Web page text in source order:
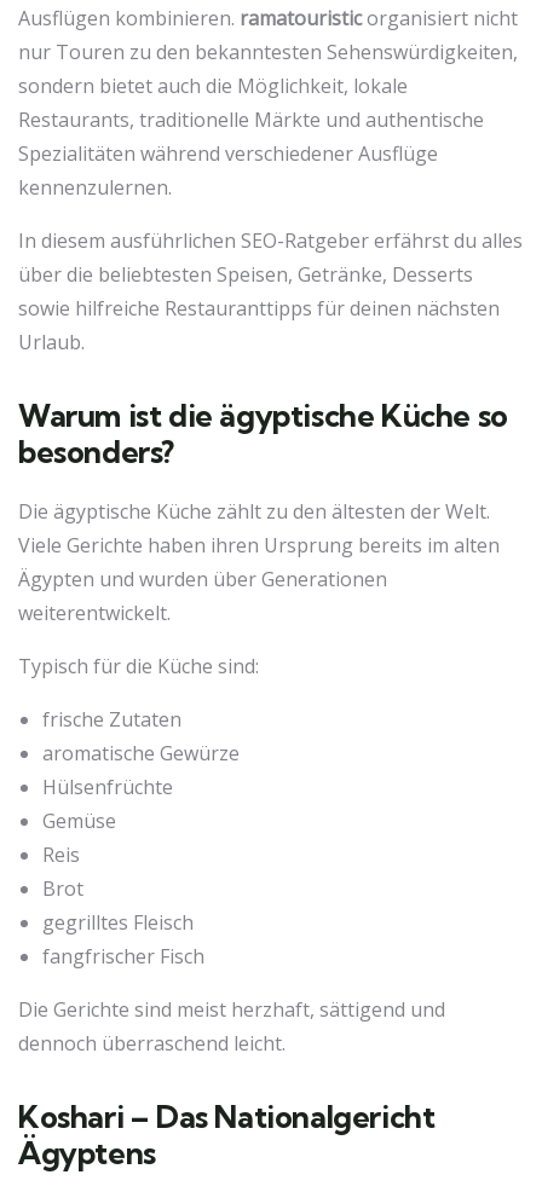
Ausflügen kombinieren. ramatouristicorganisiert nicht
nur Touren zu den bekanntesten Sehenswürdigkeiten,
sondern bietet auch die Möglichkeit, lokale
Restaurants, traditionelle Märkte und authentische
Spezialitäten während verschiedener Ausflüge
kennenzulernen.
In diesem ausführlichen SEO-Ratgeber erfährst du alles
über die beliebtesten Speisen, Getränke, Desserts
sowie hilfreiche Restauranttipps für deinen nächsten
Urlaub.
Warum ist die ägyptische Küche so
besonders?
Die ägyptische Küche zählt zu den ältesten der Welt.
Viele Gerichte haben ihren Ursprung bereits im alten
Ägypten und wurden über Generationen
weiterentwickelt.
Typisch für die Küche sind:
frische Zutaten
aromatische Gewürze
Hülsenfrüchte
Gemüse
Reis
Brot
gegrilltes Fleisch
fangfrischer Fisch
Die Gerichte sind meist herzhaft, sättigend und
dennoch überraschend leicht.
Koshari – Das Nationalgericht
Ägyptens